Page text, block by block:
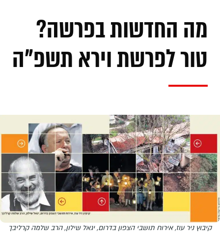
מה החדשות בפרשה?
טור לפרשת וירא תשפ"ה
קיבוץ ניר עוז, אירוח תושבי הצפון בדרום, יגאל שילון, הרב שלמה קרליבך